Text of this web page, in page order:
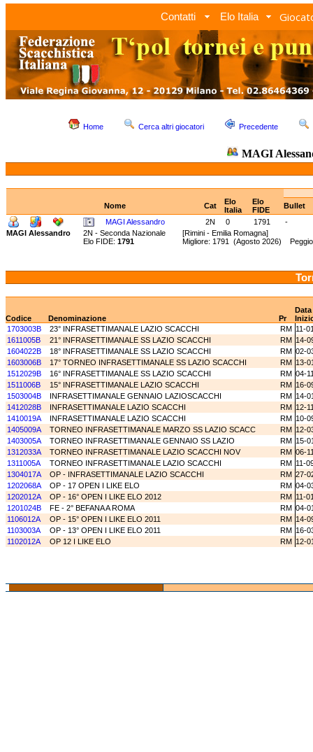
Contatti Elo Italia
Home Cerca altri giocatori Precedente
MAGI
Nome Cat
Elo
Italia
Elo
FIDE
Bullet
MAGI Alessandro
2N 0 1791
-
MAGI Alessandro
2N - Seconda Nazionale [Rimini - Emilia Romagna]
Elo FIDE: 1791 Migliore: 1791 (Agosto 2026)
Data
Codice
Denominazione Pr
1703003B
23° INFRASETTIMANALE LAZIO SCACCHI RM 11-
1611005B
21° INFRASETTIMANALE SS LAZIO SCACCHI RM 14-
1604022B
18° INFRASETTIMANALE SS LAZIO SCACCHI RM 02-
1603006B
17° TORNEO INFRASETTIMANALE SS LAZIO SCACCHI RM 13-
1512029B
16° INFRASETTIMANALE SS LAZIO SCACCHI RM 04-
1511006B
15° INFRASETTIMANALE LAZIO SCACCHI RM 16-
1503004B
INFRASETTIMANALE GENNAIO LAZIOSCACCHI RM 14-
1412028B
INFRASETTIMANALE LAZIO SCACCHI RM 12-
1410019A
INFRASETTIMANALE LAZIO SCACCHI RM 10-
1405009A
TORNEO INFRASETTIMANALE MARZO SS LAZIO SCACC RM 12-
1403005A
TORNEO INFRASETTIMANALE GENNAIO SS LAZIO RM 15-
1312033A
TORNEO INFRASETTIMANALE LAZIO SCACCHI NOV RM 06-
1311005A
TORNEO INFRASETTIMANALE LAZIO SCACCHI RM 11-
1304017A
OP - INFRASETTIMANALE LAZIO SCACCHI RM 27-
1202068A
OP - 17 OPEN I LIKE ELO RM 04-
1202012A
OP - 16° OPEN I LIKE ELO 2012 RM 11-
1201024B
FE - 2° BEFANA A ROMA RM 04-
1106012A
OP - 15° OPEN I LIKE ELO 2011 RM 14-
1103003A
OP - 13° OPEN I LIKE ELO 2011 RM 16-
1102012A
OP 12 I LIKE ELO RM 12-